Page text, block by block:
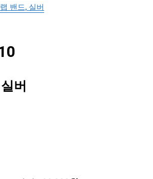
밴드, 실버
버